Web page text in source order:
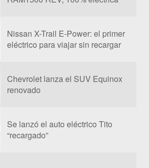
Nissan X-Trail E-Power: el primer
eléctrico para viajar sin recargar
Chevrolet lanza el SUV Equinox
renovado
Se lanzó el auto eléctrico Tito
“recargado”